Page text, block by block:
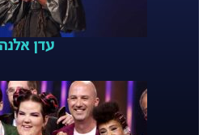
עדן אלנה